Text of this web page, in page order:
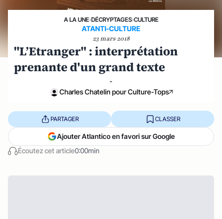
A LA UNE›DÉCRYPTAGES›CULTURE
ATANTI-CULTURE
23 mars 2018
"L’Etranger" : interprétation
prenante d'un grand texte
-
Charles Chatelin pour Culture-Tops
Écoutez cet article0:00min
PARTAGER CLASSER
Ajouter Atlantico en favori sur Google